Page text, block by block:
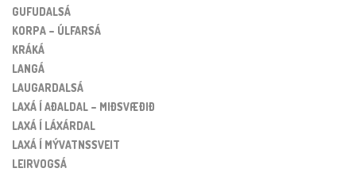
GUFUDALSÁ
KORPA – ÚLFARSÁ
KRÁKÁ
LANGÁ
LAUGARDALSÁ
LAXÁ Í AÐALDAL – MIÐSVÆÐIÐ
LAXÁ Í LÁXÁRDAL
LAXÁ Í MÝVATNSSVEIT
LEIRVOGSÁ